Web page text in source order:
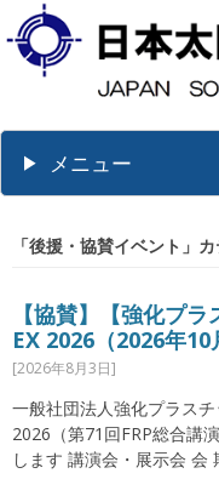
メニュー
「後援・協賛イベント 」
【協賛】【強化プ
EX 2026（2026年
[2026年8月3日]
一般社団法人強化プラス
2026（第71回FRP総合講
します 講演会・展示会 会